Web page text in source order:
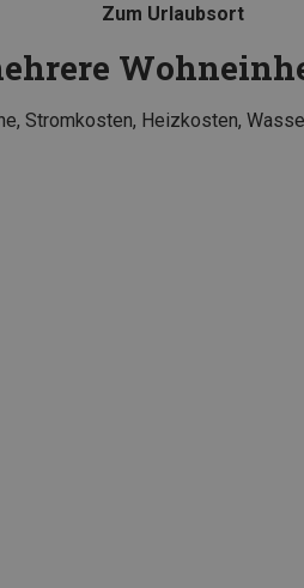
Zum Urlaubsort
Stromkosten, Heizkosten,